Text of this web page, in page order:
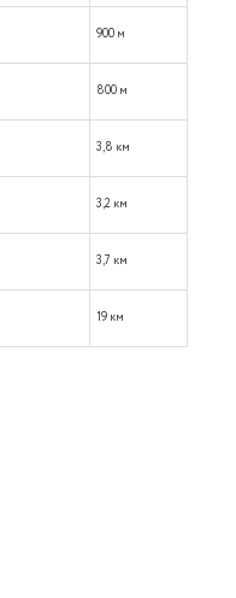
900 м
800 м
3,8 км
3,2 км
3,7 км
19 км